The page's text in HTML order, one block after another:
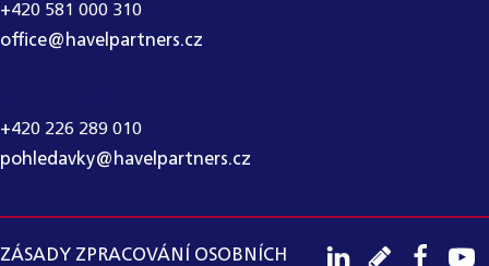
+420 581 000 310
office@havelpartners.cz
+420 226 289 010
pohledavky@havelpartners.cz
ZÁSADY ZPRACOVÁNÍ OSOBNÍCH